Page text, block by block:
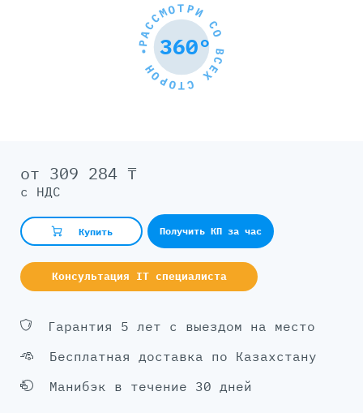
РАССМОТРИ СО ВСЕХ СТОРОН •
360°
от 309 284 ₸
с НДС
Купить Получить КП за час
Консультация IT специалиста
Гарантия 5 лет с выездом на место
Бесплатная доставка по Казахстану
Манибэк в течение 30 дней